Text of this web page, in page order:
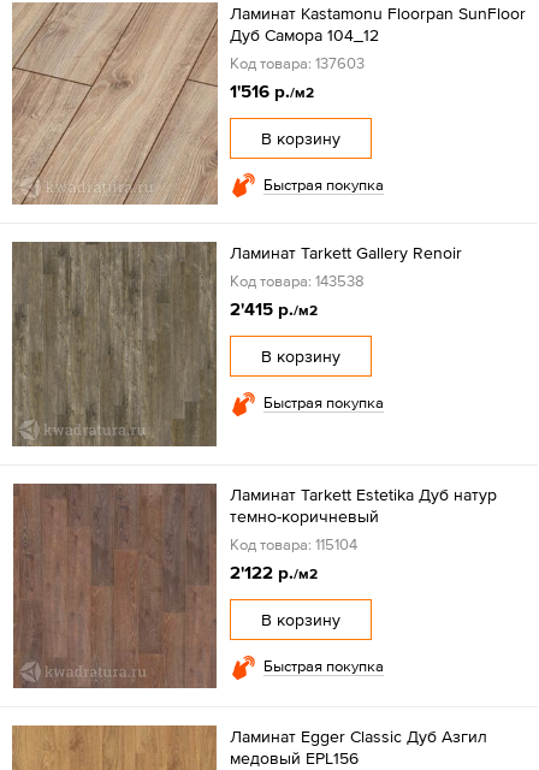
Ламинат Kastamonu Floorpan SunFloor
Дуб Самора 104_12
Код товара: 137603
1'516 р./м2
В корзину
Быстрая покупка
Ламинат Tarkett Gallery Renoir
Код товара: 143538
2'415 р./м2
В корзину
Быстрая покупка
Ламинат Tarkett Estetika Дуб натур
темно-коричневый
Код товара: 115104
2'122 р./м2
В корзину
Быстрая покупка
Ламинат Egger Classic Дуб Азгил
медовый EPL156